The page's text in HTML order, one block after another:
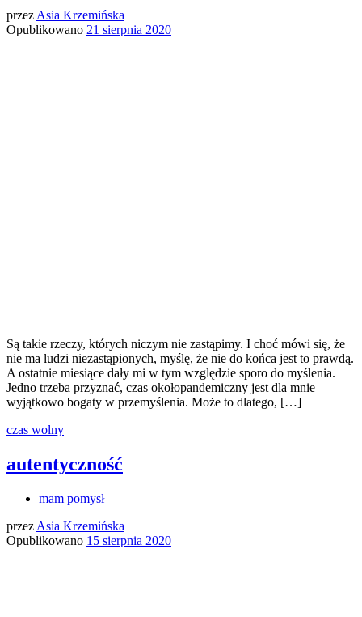
przez Asia Krzemińska
Opublikowano 21 sierpnia 2020
Są takie rzeczy, których niczym nie zastąpimy. I choć mówi się, że
nie ma ludzi niezastąpionych, myślę, że nie do końca jest to prawdą.
A ostatnie miesiące dały mi w tym względzie sporo do myślenia.
Jedno trzeba przyznać, czas okołopandemiczny jest dla mnie
wyjątkowo bogaty w przemyślenia. Może to dlatego, […]
czas wolny
autentyczność
mam pomysł
przez Asia Krzemińska
Opublikowano 15 sierpnia 2020